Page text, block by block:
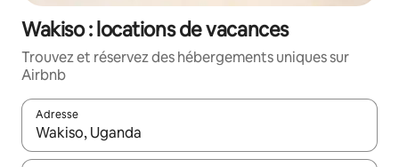
Wakiso : locations de vacances
Trouvez et réservez des hébergements uniques sur
Airbnb
Adresse
Lorsque les résultats s'affichent, utilisez les flèches vers le